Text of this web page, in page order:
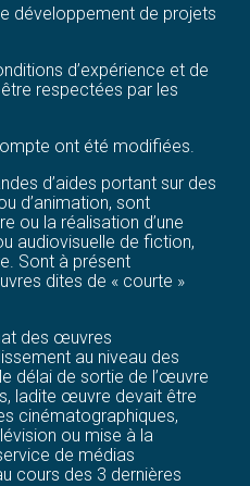
développement de projets
d’expérience et de
respectées par les
ont été modifiées.
d’aides portant sur des
d’animation, sont
ou la réalisation d’une
audiovisuelle de fiction,
Sont à présent
dites de « courte »
des œuvres
au niveau des
délai de sortie de l’œuvre
ladite œuvre devait être
cinématographiques,
ou mise à la
de médias
cours des 3 dernières